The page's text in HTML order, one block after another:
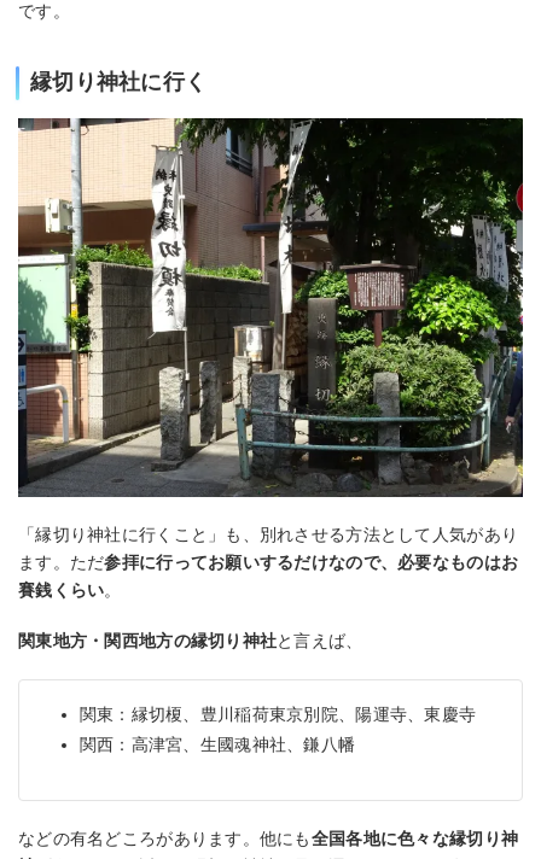
です。
縁切り神社に行く
「縁切り神社に行くこと」も、別れさせる方法として人気があり
ます。ただ参拝に行ってお願いするだけなので、必要なものはお
賽銭くらい。
関東地方・関西地方の縁切り神社と言えば、
関東：縁切榎、豊川稲荷東京別院、陽運寺、東慶寺
関西：高津宮、生國魂神社、鎌八幡
などの有名どころがあります。他にも全国各地に色々な縁切り神